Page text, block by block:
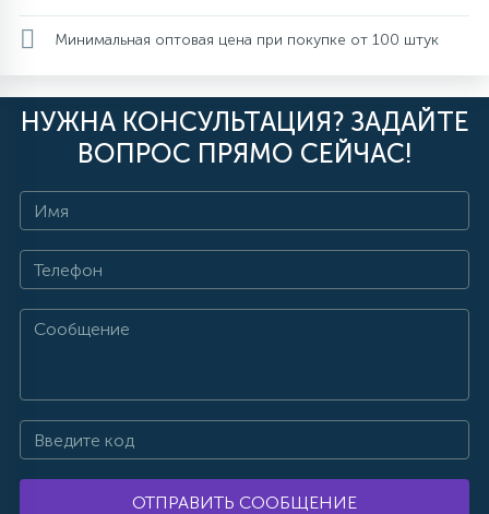
Минимальная оптовая цена при покупке от 100 штук
НУЖНА КОНСУЛЬТАЦИЯ? ЗАДАЙТЕ
ВОПРОС ПРЯМО СЕЙЧАС!
ОТПРАВИТЬ СООБЩЕНИЕ